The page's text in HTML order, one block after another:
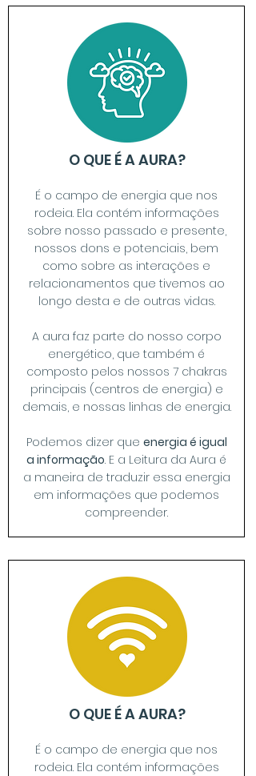
O QUE É A AURA?
É o campo de energia que nos
rodeia. Ela contém informações
sobre nosso passado e presente,
nossos dons e potenciais, bem
como sobre as interações e
relacionamentos que tivemos ao
longo desta e de outras vidas.
A aura faz parte do nosso corpo
energético, que também é
composto pelos nossos 7 chakras
principais (centros de energia) e
demais, e nossas linhas de energia.
Podemos dizer que energia é igual
a informação. E a Leitura da Aura é
a maneira de traduzir essa energia
em informações que podemos
compreender.
O QUE É A AURA?
É o campo de energia que nos
rodeia. Ela contém informações